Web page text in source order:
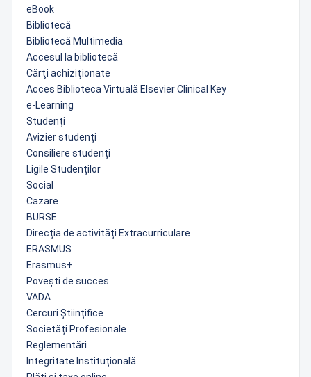
eBook
Bibliotecă
Bibliotecă Multimedia
Accesul la bibliotecă
Cărţi achiziţionate
Acces Biblioteca Virtuală Elsevier Clinical Key
e-Learning
Studenți
Avizier studenți
Consiliere studenți
Ligile Studenților
Social
Cazare
BURSE
Direcția de activități Extracurriculare
ERASMUS
Erasmus+
Povești de succes
VADA
Cercuri Științifice
Societăți Profesionale
Reglementări
Integritate Instituțională